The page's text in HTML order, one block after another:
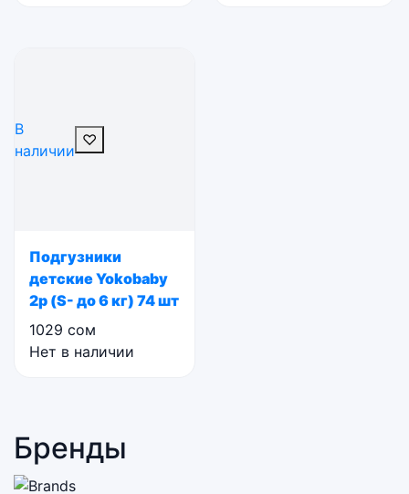
В
наличии
♡
Подгузники
детские Yokobaby
2р (S- до 6 кг) 74 шт
1029 сом
Нет в наличии
Бренды